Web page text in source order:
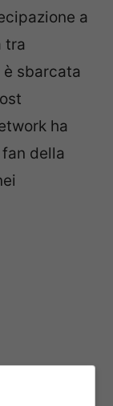
a
tra
sbarcata
ha
della